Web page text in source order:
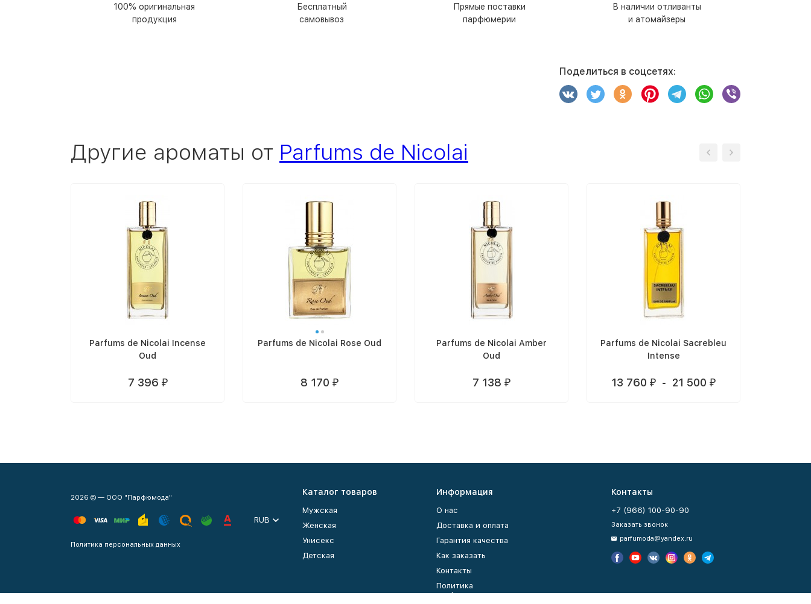
100% оригинальная
продукция
Бесплатный
самовывоз
Прямые поставки
парфюмерии
В наличии отливанты
и атомайзеры
Поделиться в соцсетях:
Другие ароматы от Parfums de Nicolai
Parfums de Nicolai Incense
Oud
7 396 ₽
Parfums de Nicolai Rose Oud
8 170 ₽
Parfums de Nicolai Amber
Oud
7 138 ₽
Parfums de Nicolai Sacrebleu
Intense
13 760 ₽ - 21 500 ₽
2026 © — ООО "Парфюмода"
RUB
Политика персональных данных
Каталог товаров
Мужская
Женская
Унисекс
Детская
Информация
О нас
Доставка и оплата
Гарантия качества
Как заказать
Контакты
Политика
конфиденциальности
Контакты
+7 (966) 100-90-90
Заказать звонок
parfumoda@yandex.ru